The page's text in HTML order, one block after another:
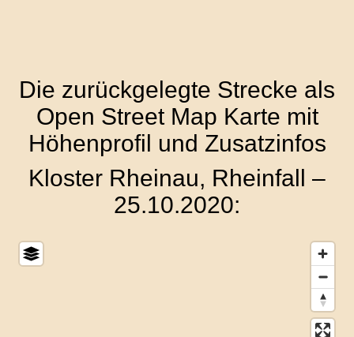
Die zurückgelegte Strecke als
Open Street Map Karte mit
Höhenprofil und Zusatzinfos
Kloster Rheinau, Rheinfall –
25.10.2020: